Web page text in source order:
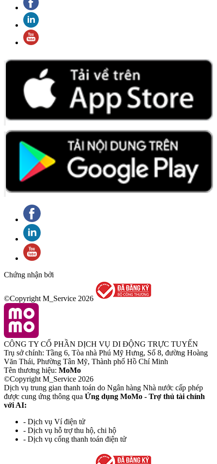
Chứng nhận bởi
©Copyright M_Service 2026
CÔNG TY CỔ PHẦN DỊCH VỤ DI ĐỘNG TRỰC TUYẾN
Trụ sở chính: Tầng 6, Tòa nhà Phú Mỹ Hưng, Số 8, đường Hoàng
Văn Thái, Phường Tân Mỹ, Thành phố Hồ Chí Minh
Tên thương hiệu: MoMo
©Copyright M_Service 2026
Dịch vụ trung gian thanh toán do Ngân hàng Nhà nước cấp phép
được cung ứng thông qua Ứng dụng MoMo - Trợ thủ tài chính
với AI:
- Dịch vụ Ví điện tử
- Dịch vụ hỗ trợ thu hộ, chi hộ
- Dịch vụ cổng thanh toán điện tử